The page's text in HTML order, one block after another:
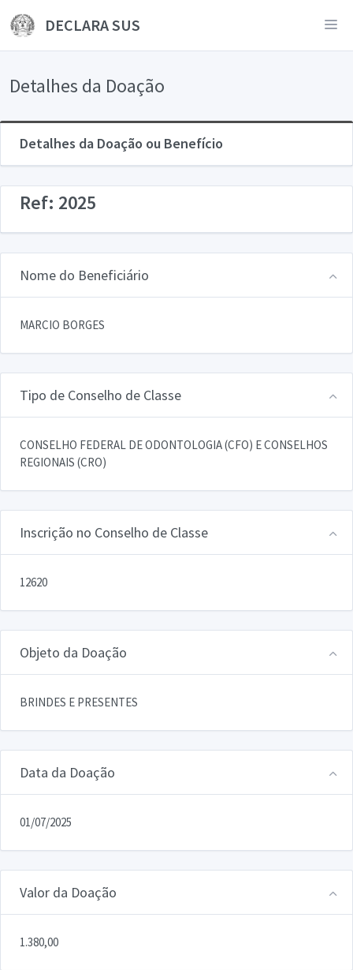
DECLARA SUS
Detalhes da Doação
Detalhes da Doação ou Benefício
Ref: 2025
Nome do Beneficiário
MARCIO BORGES
Tipo de Conselho de Classe
CONSELHO FEDERAL DE ODONTOLOGIA (CFO) E CONSELHOS
REGIONAIS (CRO)
Inscrição no Conselho de Classe
12620
Objeto da Doação
BRINDES E PRESENTES
Data da Doação
01/07/2025
Valor da Doação
1.380,00